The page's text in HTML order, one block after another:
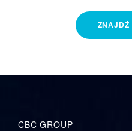
ZNAJDŹ
CBC GROUP